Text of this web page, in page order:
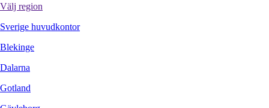
Välj region
Sverige huvudkontor
Blekinge
Dalarna
Gotland